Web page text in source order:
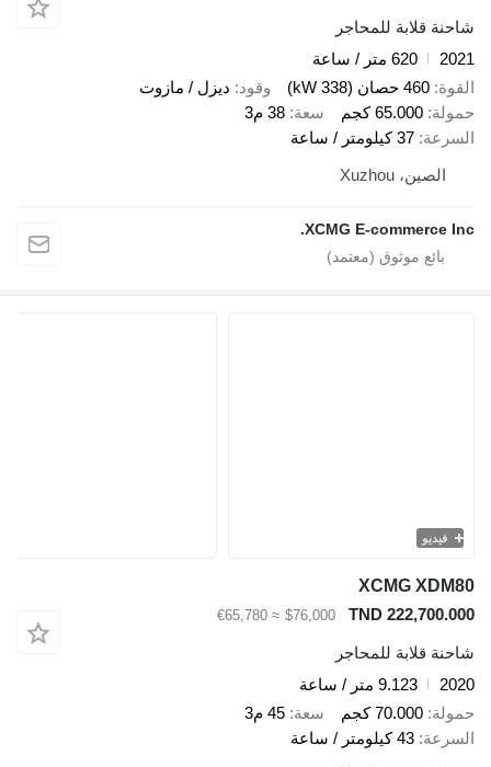
للمحاجر
620 متر / ساعة
460 حصان (338 kW)
وقود
ديزل / مازوت
65.000 كجم سعة
38 م3
37 كيلومتر / ساعة
XCMG E-
XCMG
TND
$76,000
≈ €65,780
للمحاجر
9.123 متر / ساعة
70.000 كجم سعة
45 م3
43 كيلومتر / ساعة